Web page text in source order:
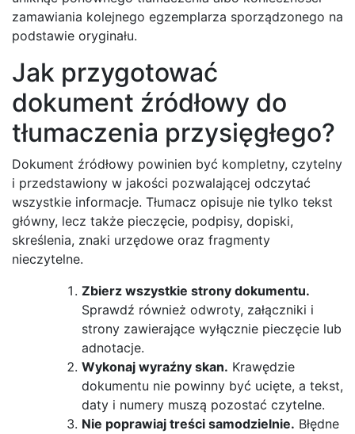
zamawiania kolejnego egzemplarza sporządzonego na
podstawie oryginału.
Jak przygotować
dokument źródłowy do
tłumaczenia przysięgłego?
Dokument źródłowy powinien być kompletny, czytelny
i przedstawiony w jakości pozwalającej odczytać
wszystkie informacje. Tłumacz opisuje nie tylko tekst
główny, lecz także pieczęcie, podpisy, dopiski,
skreślenia, znaki urzędowe oraz fragmenty
nieczytelne.
Zbierz wszystkie strony dokumentu.
Sprawdź również odwroty, załączniki i
strony zawierające wyłącznie pieczęcie lub
adnotacje.
Wykonaj wyraźny skan. Krawędzie
dokumentu nie powinny być ucięte, a tekst,
daty i numery muszą pozostać czytelne.
Nie poprawiaj treści samodzielnie. Błędne